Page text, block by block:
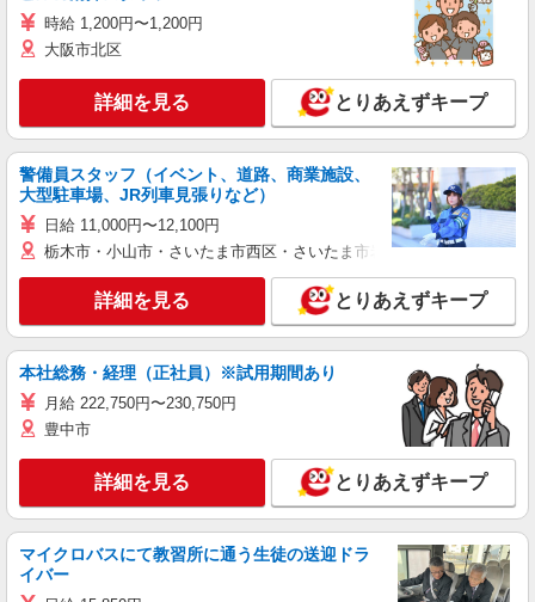
時給 1,200円〜1,200円
大阪市北区
詳細を見る とりあえずキープ
警備員スタッフ（イベント、道路、商業施設、
大型駐車場、JR列車見張りなど）
日給 11,000円〜12,100円
栃木市・小山市・さいたま市西区・さいたま市岩槻区・久喜市・蓮田
詳細を見る とりあえずキープ
本社総務・経理（正社員）※試用期間あり
月給 222,750円〜230,750円
豊中市
詳細を見る とりあえずキープ
マイクロバスにて教習所に通う生徒の送迎ドラ
イバー